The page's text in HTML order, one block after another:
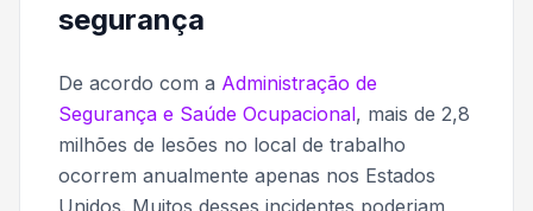
segurança
De acordo com a Administração de
Segurança e Saúde Ocupacional, mais de 2,8
milhões de lesões no local de trabalho
ocorrem anualmente apenas nos Estados
Unidos. Muitos desses incidentes poderiam